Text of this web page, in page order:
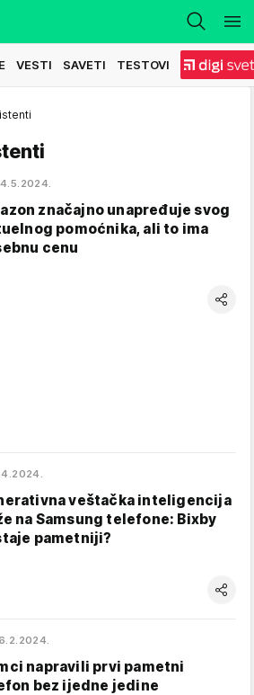
VESTI SAVETI TESTOVI
značajno unapređuje svog
pomoćnika, ali to ima
cenu
veštačka inteligencija
na Samsung telefone: Bixby
pametniji?
napravili prvi pametni
bez ijedne jedine